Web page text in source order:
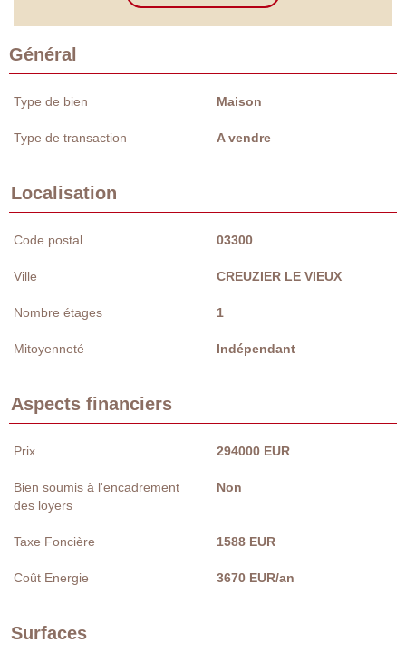
Général
Type de bien Maison
Type de transaction A vendre
Localisation
Code postal 03300
Ville CREUZIER LE VIEUX
Nombre étages 1
Mitoyenneté Indépendant
Aspects financiers
Prix 294000 EUR
Bien soumis à l'encadrement
des loyers
Non
Taxe Foncière 1588 EUR
Coût Energie 3670 EUR/an
Surfaces